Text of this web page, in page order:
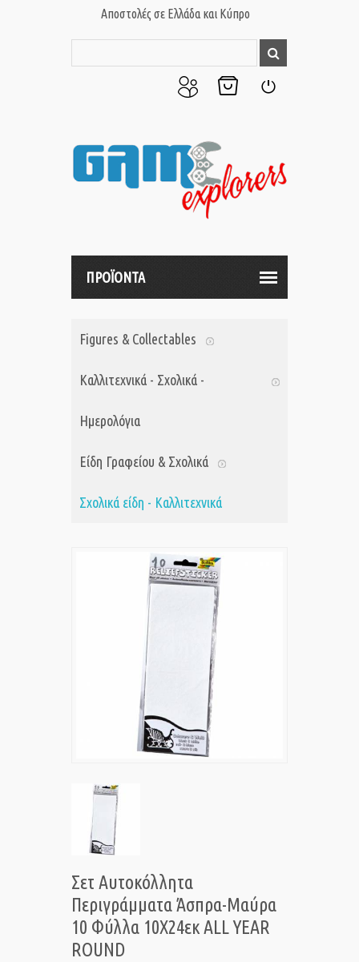
Αποστολές σε Ελλάδα και Κύπρο
μου
ΠΡΟΪΟΝΤΑ
Figures & Collectables
Καλλιτεχνικά - Σχολικά -
Ημερολόγια
Είδη Γραφείου & Σχολικά
Σχολικά είδη - Καλλιτεχνικά
Σετ Αυτοκόλλητα
Περιγράμματα Άσπρα-Μαύρα
10 Φύλλα 10X24εκ ALL YEAR
ROUND